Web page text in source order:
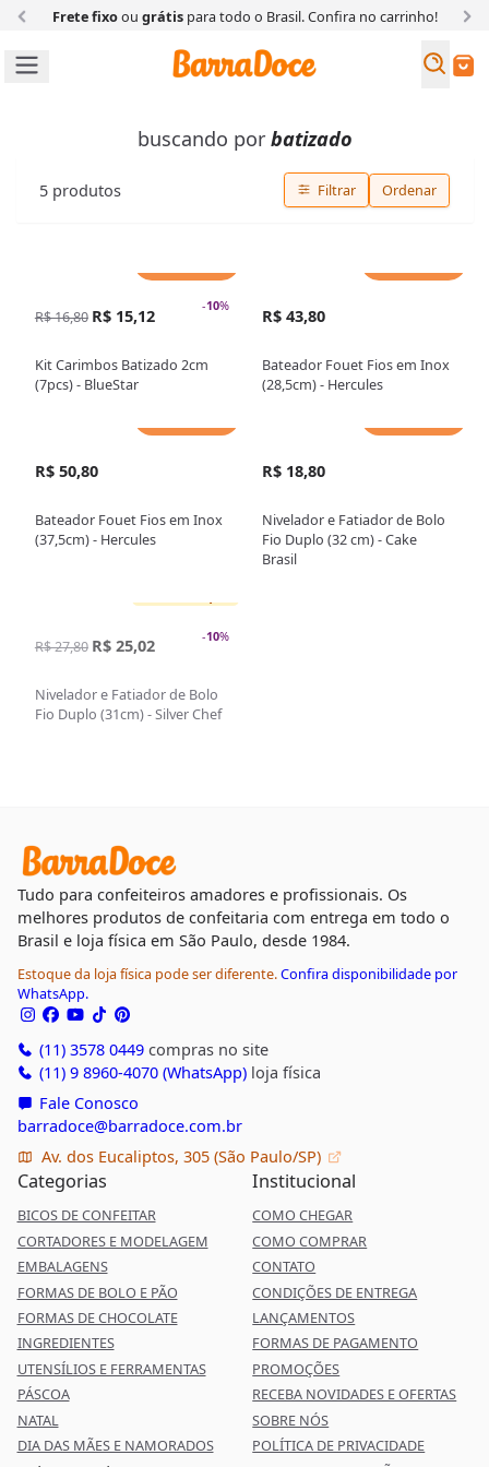
Frete fixoou grátispara todo o Brasil. Confira no carrinho!
Buscar
buscando porbatizado
5 produtos Filtrar Ordenar
-10%
R$ 16,80 R$ 15,12
Kit Carimbos Batizado 2cm
(7pcs) - BlueStar
R$ 43,80
Bateador Fouet Fios em Inox
(28,5cm) - Hercules
R$ 50,80
Bateador Fouet Fios em Inox
(37,5cm) - Hercules
R$ 18,80
Nivelador e Fatiador de Bolo
Fio Duplo (32 cm) - Cake
Brasil
-10%
R$ 27,80 R$ 25,02
Nivelador e Fatiador de Bolo
Fio Duplo (31cm) - Silver Chef
Tudo para confeiteiros amadores e profissionais. Os
melhores produtos de confeitaria com entrega em todo o
Brasil e loja física em São Paulo, desde 1984.
Estoque da loja física pode ser diferente.Confira disponibilidade por
WhatsApp.
(11) 3578 0449compras no site
(11) 9 8960-4070 (WhatsApp)loja física
Fale Conosco
barradoce@barradoce.com.br
Av. dos Eucaliptos, 305 (São Paulo/SP)
Categorias
BICOS DE CONFEITAR
CORTADORES E MODELAGEM
EMBALAGENS
FORMAS DE BOLO E PÃO
FORMAS DE CHOCOLATE
INGREDIENTES
UTENSÍLIOS E FERRAMENTAS
PÁSCOA
NATAL
DIA DAS MÃES E NAMORADOS
Institucional
COMO CHEGAR
COMO COMPRAR
CONTATO
CONDIÇÕES DE ENTREGA
LANÇAMENTOS
FORMAS DE PAGAMENTO
PROMOÇÕES
RECEBA NOVIDADES E OFERTAS
SOBRE NÓS
POLÍTICA DE PRIVACIDADE